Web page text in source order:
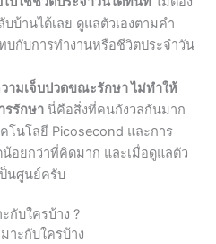
ามเจ็บปวดขณะรักษา ไม่ทำให้
รรักษานี่คือสิ่งที่คนกังวลกันมาก
อยกว่าที่คิดมาก และเมื่อดูแลตัว
ป็นศูนย์ครับ
กับใครบ้าง ?
อร์ลบรอยสักเหมาะกับใครบ้าง